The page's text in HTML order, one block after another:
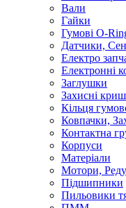
Вали
Гайки
Гумові O-
Датчики,
Електро
Електронні
Заглушки
Захисні
Кільця
Ковпачки,
Контактна
Корпуси
Матеріали
Мотори,
Підшипники
Пильовики